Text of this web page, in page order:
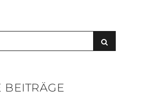
BEITRÄGE